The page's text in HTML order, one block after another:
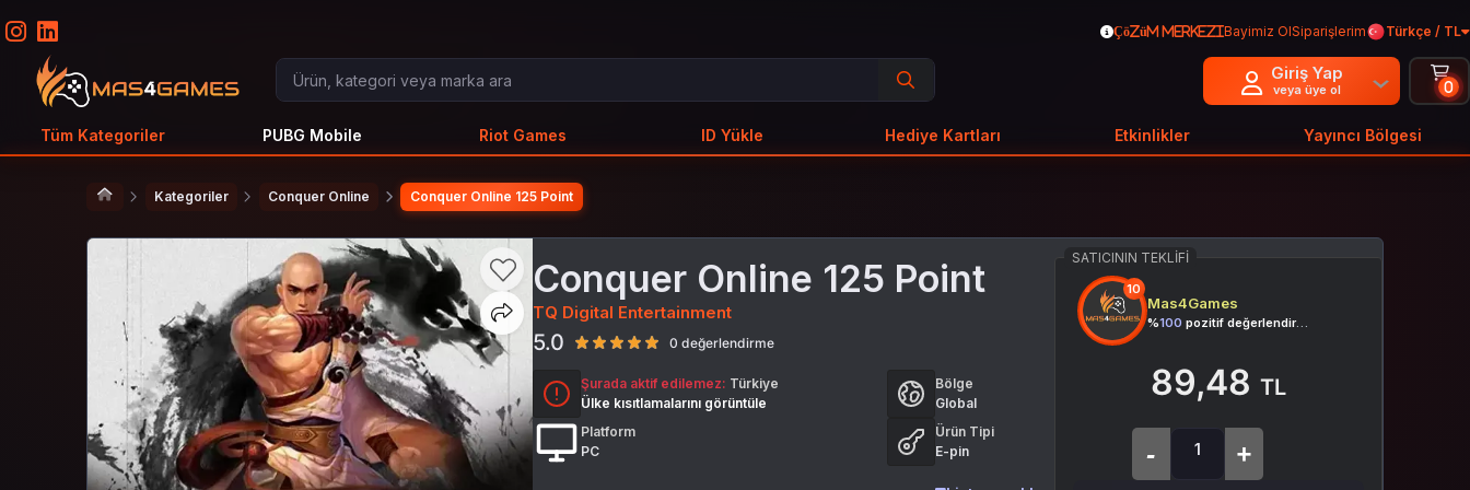
Çözüm MerkeziBayimiz OlSiparişlerim Türkçe / TL
Giriş Yap
veya üye ol 0
Tüm Kategoriler PUBG Mobile Riot Games ID Yükle Hediye Kartları Etkinlikler Yayıncı Bölgesi
Kategoriler Conquer Online Conquer Online 125 Point
Conquer Online 125 Point
TQ Digital Entertainment
5.0 0 değerlendirme
Şurada aktif edilemez: Türkiye
Ülke kısıtlamalarını görüntüle
Bölge
Global
Platform
PC
Ürün Tipi
E-pin
SATICININ TEKLIFI
10
Mas4Games
%100 pozitif değerlendirme
89,48 TL